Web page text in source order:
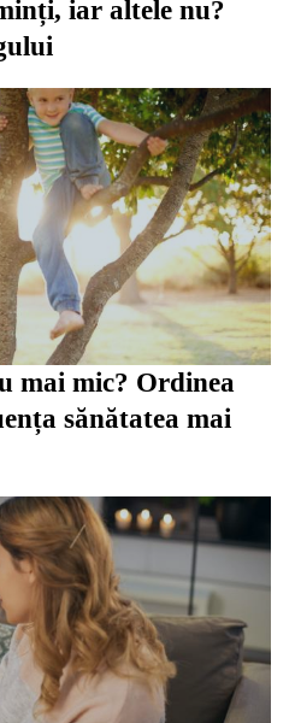
iar altele nu?
mai mic? Ordinea
sănătatea mai